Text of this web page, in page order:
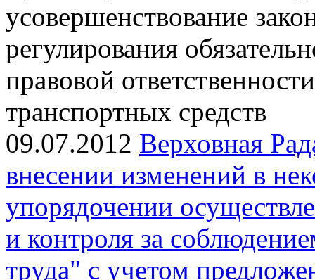
усовершенствование
регулирования
правовой
транспортных средств
09.07.2012 Верховная
внесении изменений в
упорядочении
и контроля за
труда" с учетом